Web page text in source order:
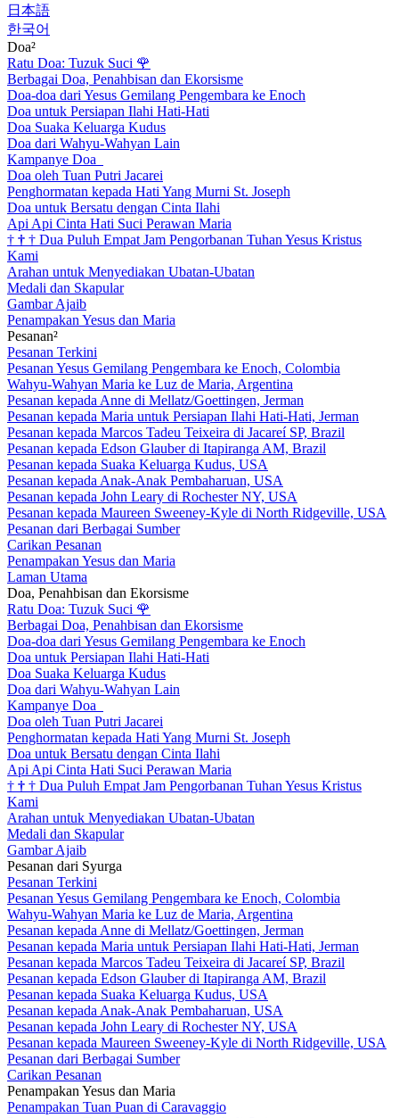
日本語
한국어
Doa²
Ratu Doa: Tuzuk Suci 🌹
Berbagai Doa, Penahbisan dan Ekorsisme
Doa-doa dari Yesus Gemilang Pengembara ke Enoch
Doa untuk Persiapan Ilahi Hati-Hati
Doa Suaka Keluarga Kudus
Doa dari Wahyu-Wahyan Lain
Kampanye Doa
Doa oleh Tuan Putri Jacarei
Penghormatan kepada Hati Yang Murni St. Joseph
Doa untuk Bersatu dengan Cinta Ilahi
Api Api Cinta Hati Suci Perawan Maria
† † † Dua Puluh Empat Jam Pengorbanan Tuhan Yesus Kristus
Kami
Arahan untuk Menyediakan Ubatan-Ubatan
Medali dan Skapular
Gambar Ajaib
Penampakan Yesus dan Maria
Pesanan²
Pesanan Terkini
Pesanan Yesus Gemilang Pengembara ke Enoch, Colombia
Wahyu-Wahyan Maria ke Luz de Maria, Argentina
Pesanan kepada Anne di Mellatz/Goettingen, Jerman
Pesanan kepada Maria untuk Persiapan Ilahi Hati-Hati, Jerman
Pesanan kepada Marcos Tadeu Teixeira di Jacareí SP, Brazil
Pesanan kepada Edson Glauber di Itapiranga AM, Brazil
Pesanan kepada Suaka Keluarga Kudus, USA
Pesanan kepada Anak-Anak Pembaharuan, USA
Pesanan kepada John Leary di Rochester NY, USA
Pesanan kepada Maureen Sweeney-Kyle di North Ridgeville, USA
Pesanan dari Berbagai Sumber
Carikan Pesanan
Penampakan Yesus dan Maria
Laman Utama
Doa, Penahbisan dan Ekorsisme
Ratu Doa: Tuzuk Suci 🌹
Berbagai Doa, Penahbisan dan Ekorsisme
Doa-doa dari Yesus Gemilang Pengembara ke Enoch
Doa untuk Persiapan Ilahi Hati-Hati
Doa Suaka Keluarga Kudus
Doa dari Wahyu-Wahyan Lain
Kampanye Doa
Doa oleh Tuan Putri Jacarei
Penghormatan kepada Hati Yang Murni St. Joseph
Doa untuk Bersatu dengan Cinta Ilahi
Api Api Cinta Hati Suci Perawan Maria
† † † Dua Puluh Empat Jam Pengorbanan Tuhan Yesus Kristus
Kami
Arahan untuk Menyediakan Ubatan-Ubatan
Medali dan Skapular
Gambar Ajaib
Pesanan dari Syurga
Pesanan Terkini
Pesanan Yesus Gemilang Pengembara ke Enoch, Colombia
Wahyu-Wahyan Maria ke Luz de Maria, Argentina
Pesanan kepada Anne di Mellatz/Goettingen, Jerman
Pesanan kepada Maria untuk Persiapan Ilahi Hati-Hati, Jerman
Pesanan kepada Marcos Tadeu Teixeira di Jacareí SP, Brazil
Pesanan kepada Edson Glauber di Itapiranga AM, Brazil
Pesanan kepada Suaka Keluarga Kudus, USA
Pesanan kepada Anak-Anak Pembaharuan, USA
Pesanan kepada John Leary di Rochester NY, USA
Pesanan kepada Maureen Sweeney-Kyle di North Ridgeville, USA
Pesanan dari Berbagai Sumber
Carikan Pesanan
Penampakan Yesus dan Maria
Penampakan Tuan Puan di Caravaggio